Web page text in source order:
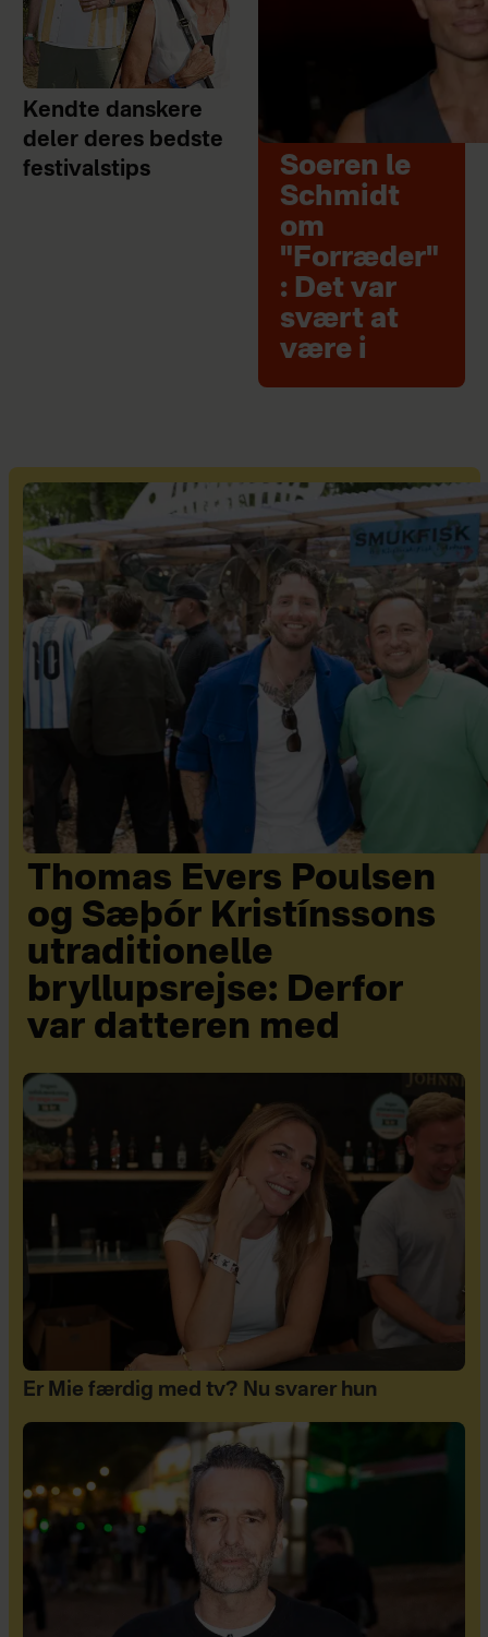
Kendte danskere
deler deres bedste
festivalstips
Soeren le
Schmidt
om
"Forræder"
: Det var
svært at
være i
Thomas Evers Poulsen
og Sæþór Kristínssons
utraditionelle
bryllupsrejse: Derfor
var datteren med
Er Mie færdig med tv? Nu svarer hun